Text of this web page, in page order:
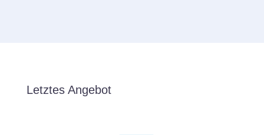
Letztes Angebot